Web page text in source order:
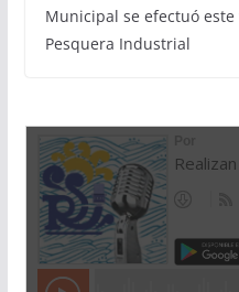
Municipal se efectuó
Pesquera Industrial